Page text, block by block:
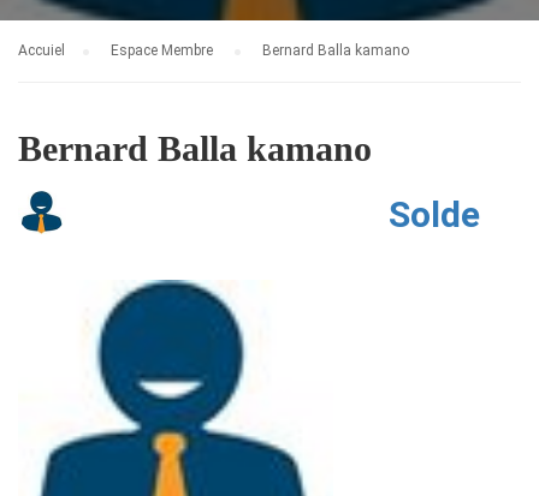
Accuiel Espace Membre Bernard Balla kamano
Bernard Balla kamano
Solde